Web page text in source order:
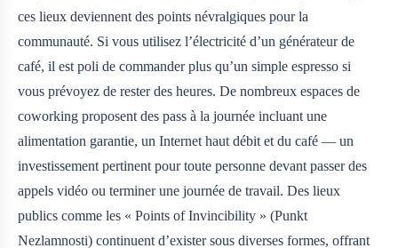
ces lieux deviennent des points névralgiques pour la
communauté. Si vous utilisez l’électricité d’un générateur de
café, il est poli de commander plus qu’un simple espresso si
vous prévoyez de rester des heures. De nombreux espaces de
coworking proposent des pass à la journée incluant une
alimentation garantie, un Internet haut débit et du café — un
investissement pertinent pour toute personne devant passer des
appels vidéo ou terminer une journée de travail. Des lieux
publics comme les « Points of Invincibility » (Punkt
Nezlamnosti) continuent d’exister sous diverses formes, offrant